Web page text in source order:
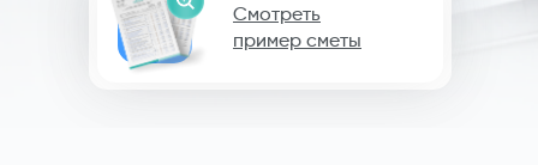
Смотреть
пример сметы